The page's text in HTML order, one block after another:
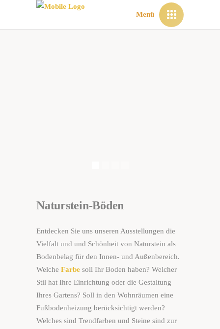
Menü
Naturstein-Böden
Entdecken Sie uns unseren Ausstellungen die
Vielfalt und und Schönheit von Naturstein als
Bodenbelag für den Innen- und Außenbereich.
Welche Farbe soll Ihr Boden haben? Welcher
Stil hat Ihre Einrichtung oder die Gestaltung
Ihres Gartens? Soll in den Wohnräumen eine
Fußbodenheizung berücksichtigt werden?
Welches sind Trendfarben und Steine sind zur